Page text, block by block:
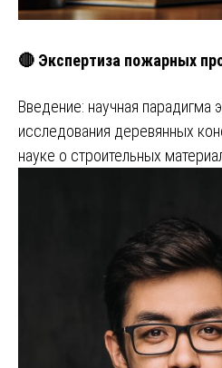
🔴 Экспертиза пожарных
Введение: научная парадигма
исследования деревянных
науке о строительных